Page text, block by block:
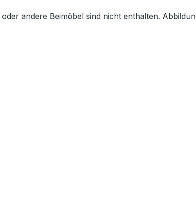
andere Beimöbel sind nicht enthalten.